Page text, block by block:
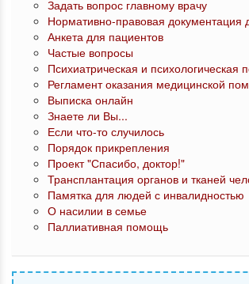
Задать вопрос главному врачу
Нормативно-правовая документация
Анкета для пациентов
Частые вопросы
Психиатрическая и психологическая
Регламент оказания медицинской
Выписка онлайн
Знаете ли Вы...
Если что-то случилось
Порядок прикрепления
Проект "Спасибо, доктор!"
Трансплантация органов и тканей
Памятка для людей с инвалидностью
О насилии в семье
Паллиативная помощь